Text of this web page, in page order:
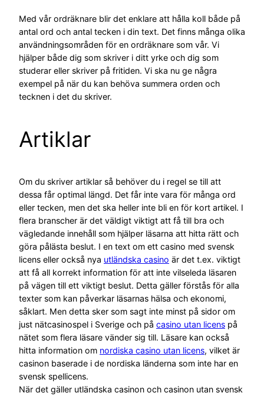
Med vår ordräknare blir det enklare att hålla koll både på
antal ord och antal tecken i din text. Det finns många olika
användningsområden för en ordräknare som vår. Vi
hjälper både dig som skriver i ditt yrke och dig som
studerar eller skriver på fritiden. Vi ska nu ge några
exempel på när du kan behöva summera orden och
tecknen i det du skriver.
Artiklar
Om du skriver artiklar så behöver du i regel se till att
dessa får optimal längd. Det får inte vara för många ord
eller tecken, men det ska heller inte bli en för kort artikel. I
flera branscher är det väldigt viktigt att få till bra och
vägledande innehåll som hjälper läsarna att hitta rätt och
göra pålästa beslut. I en text om ett casino med svensk
licens eller också nya utländska casino är det t.ex. viktigt
att få all korrekt information för att inte vilseleda läsaren
på vägen till ett viktigt beslut. Detta gäller förstås för alla
texter som kan påverkar läsarnas hälsa och ekonomi,
såklart. Men detta sker som sagt inte minst på sidor om
just nätcasinospel i Sverige och på casino utan licens på
nätet som flera läsare vänder sig till. Läsare kan också
hitta information om nordiska casino utan licens, vilket är
casinon baserade i de nordiska länderna som inte har en
svensk spellicens.
När det gäller utländska casinon och casinon utan svensk